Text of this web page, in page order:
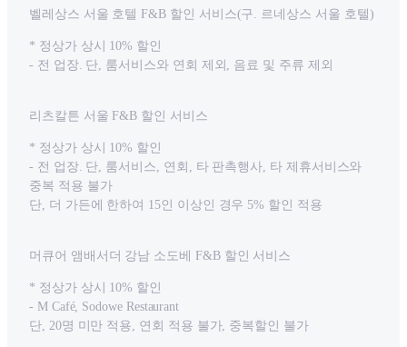
벨레상스 서울 호텔 F&B 할인 서비스(구. 르네상스 서울 호텔)
* 정상가 상시 10% 할인
- 전 업장. 단, 룸서비스와 연회 제외, 음료 및 주류 제외
리츠칼튼 서울 F&B 할인 서비스
* 정상가 상시 10% 할인
- 전 업장. 단, 룸서비스, 연회, 타 판촉행사, 타 제휴서비스와
중복 적용 불가
단, 더 가든에 한하여 15인 이상인 경우 5% 할인 적용
머큐어 앰배서더 강남 소도베 F&B 할인 서비스
* 정상가 상시 10% 할인
- M Café, Sodowe Restaurant
단, 20명 미만 적용, 연회 적용 불가, 중복할인 불가